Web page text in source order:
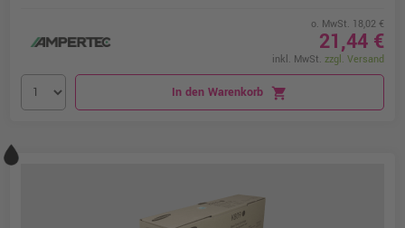
o. MwSt. 18,02 €
21,44 €
inkl. MwSt. zzgl. Versand
In den Warenkorb shopping_cart